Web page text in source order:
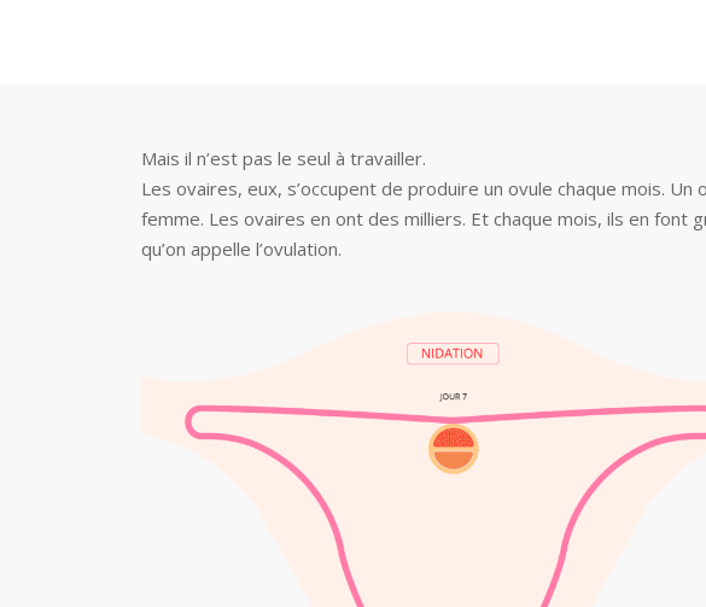
Mais il n’est pas le seul à travailler.
Les ovaires, eux, s’occupent de produire un ovule chaque mois.
femme. Les ovaires en ont des milliers. Et chaque mois, ils en font
qu’on appelle l’ovulation.